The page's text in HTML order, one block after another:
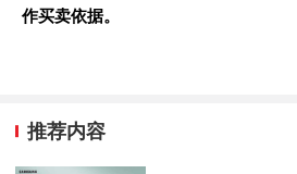
作买卖依据。
推荐内容